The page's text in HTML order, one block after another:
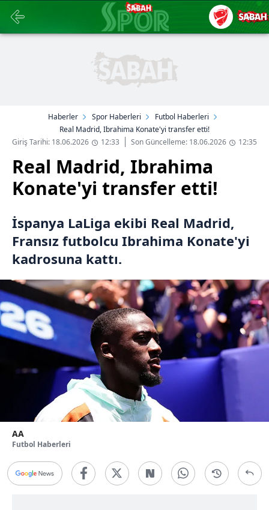
Haberler Spor Haberleri
Futbol Haberleri
Real Madrid, Ibrahima Konate'yi transfer etti!
Giriş Tarihi: 18.06.2026
12:33 Son Güncelleme: 18.06.2026 12:35
Real Madrid, Ibrahima
Konate'yi transfer etti!
İspanya LaLiga ekibi Real Madrid,
Fransız futbolcu Ibrahima Konate'yi
kadrosuna kattı.
AA
Futbol Haberleri